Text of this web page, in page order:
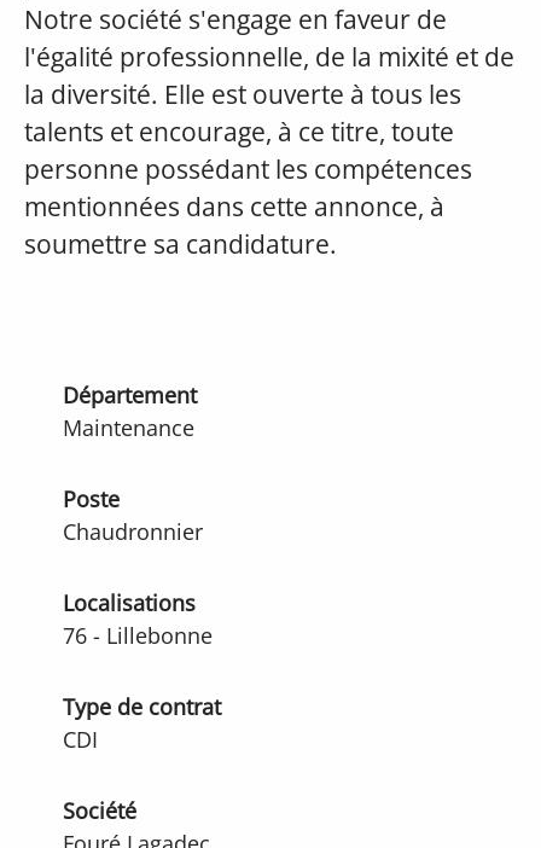
Notre société s'engage en faveur de
l'égalité professionnelle, de la mixité et de
la diversité. Elle est ouverte à tous les
talents et encourage, à ce titre, toute
personne possédant les compétences
mentionnées dans cette annonce, à
soumettre sa candidature.
Département
Maintenance
Poste
Chaudronnier
Localisations
76 - Lillebonne
Type de contrat
CDI
Société